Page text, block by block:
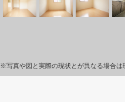
※写真や図と実際の現状とが異なる場合は